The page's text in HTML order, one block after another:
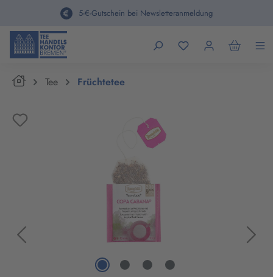
5-€-Gutschein bei Newsletteranmeldung
HomeTee Früchtetee
Bildergalerie überspringen